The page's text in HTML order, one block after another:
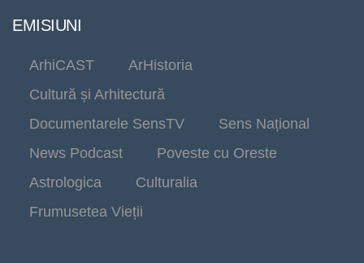
EMISIUNI
ArhiCAST
ArHistoria
Cultură și Arhitectură
Documentarele SensTV
Sens Național
News Podcast
Poveste cu Oreste
Astrologica
Culturalia
Frumusetea Vieții